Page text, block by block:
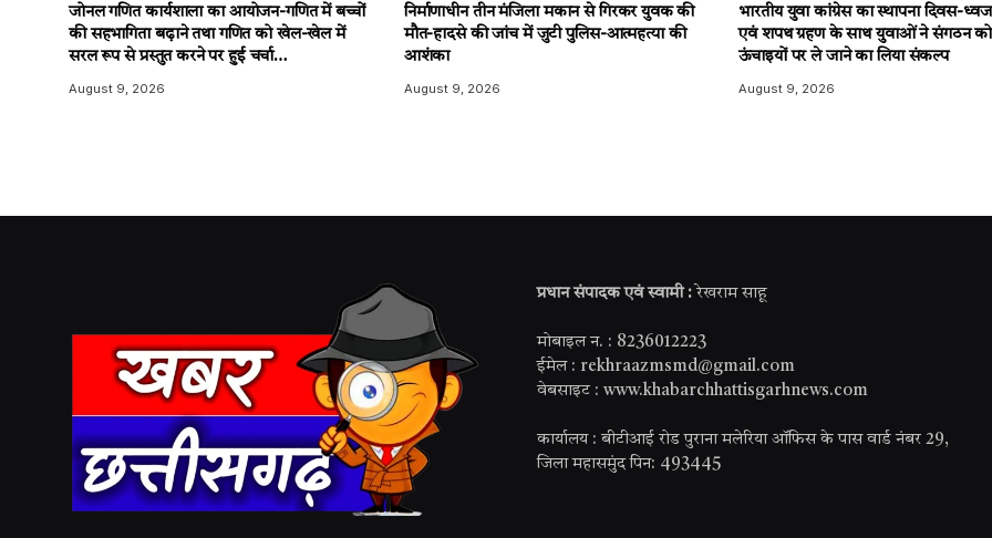
जोनल गणित कार्यशाला का आयोजन-गणित में बच्चों
की सहभागिता बढ़ाने तथा गणित को खेल-खेल में
सरल रूप से प्रस्तुत करने पर हुई चर्चा…
August 9, 2026
निर्माणाधीन तीन मंजिला मकान से गिरकर युवक की
मौत-हादसे की जांच में जुटी पुलिस-आत्महत्या की
आशंका
August 9, 2026
भारतीय युवा कांग्रेस का स्थापना दिवस-
एवं शपथ ग्रहण के साथ युवाओं ने संगठन
ऊंचाइयों पर ले जाने का लिया संकल्प
August 9, 2026
प्रधान संपादक एवं स्वामी : रेखराम साहू
मोबाइल न. : 8236012223
ईमेल : rekhraazmsmd@gmail.com
वेबसाइट : www.khabarchhattisgarhnews.com
कार्यालय : बीटीआई रोड पुराना मलेरिया ऑफिस के पास वार्ड नंबर 29,
जिला महासमुंद पिन: 493445